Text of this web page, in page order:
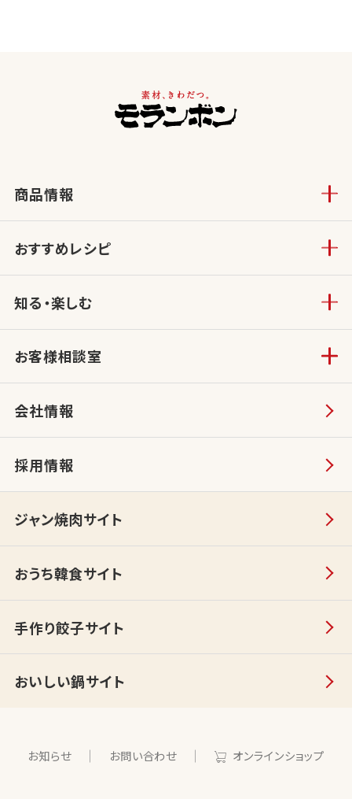
商品情報
おすすめレシピ
知る・楽しむ
お客様相談室
会社情報
採用情報
ジャン焼肉サイト
おうち韓食サイト
手作り餃子サイト
おいしい鍋サイト
お知らせ お問い合わせ オンラインショップ